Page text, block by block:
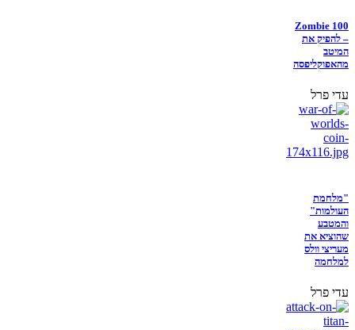
Zombie 100
– להפיק את
המיטב
מהאפוקליפסה
עדי פרל
"מלחמת
העולמות"
והמטבע
שהוציא את
מעריצי וולס
למלחמה
עדי פרל